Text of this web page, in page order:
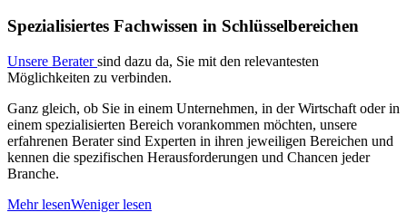
Spezialisiertes Fachwissen in Schlüsselbereichen
Unsere Beratersind dazu da, Sie mit den relevantesten
Möglichkeiten zu verbinden.
Ganz gleich, ob Sie in einem Unternehmen, in der Wirtschaft oder in
einem spezialisierten Bereich vorankommen möchten, unsere
erfahrenen Berater sind Experten in ihren jeweiligen Bereichen und
kennen die spezifischen Herausforderungen und Chancen jeder
Branche.
Mehr lesenWeniger lesen